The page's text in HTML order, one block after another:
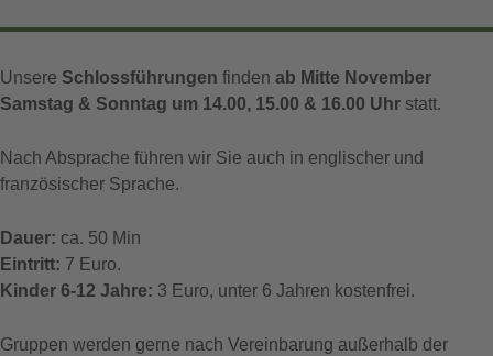
Unsere Schlossführungen finden ab Mitte November
Samstag & Sonntag um 14.00, 15.00 & 16.00 Uhr statt.
Nach Absprache führen wir Sie auch in englischer und
französischer Sprache.
Dauer: ca. 50 Min
Eintritt: 7 Euro.
Kinder 6-12 Jahre: 3 Euro, unter 6 Jahren kostenfrei.
Gruppen werden gerne nach Vereinbarung außerhalb der